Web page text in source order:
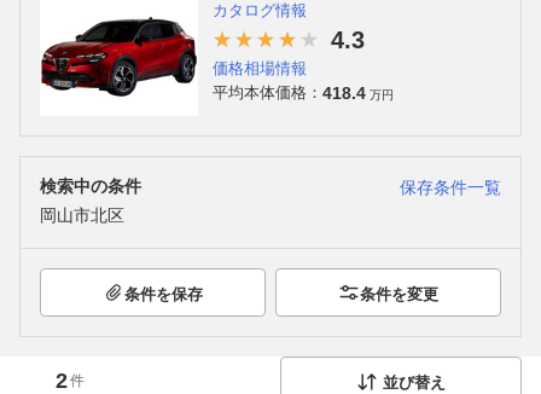
カタログ情報
4.3
価格相場情報
平均本体価格： 418.4 万円
検索中の条件
保存条件一覧
岡山市北区
条件を保存 条件を変更
2件 並び替え